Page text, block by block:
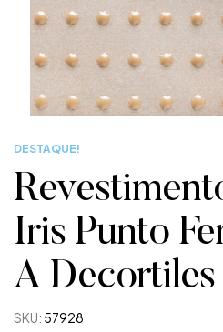
DESTAQUE!
Iris Punto
A Decortiles
SKU: 57928